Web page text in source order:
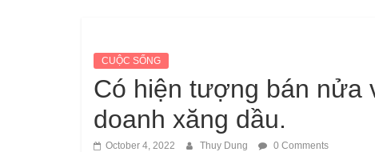
CUỘC SỐNG
Có hiện tượng bán nửa
doanh xăng dầu.
October 4, 2022 Thuy Dung 0 Comments